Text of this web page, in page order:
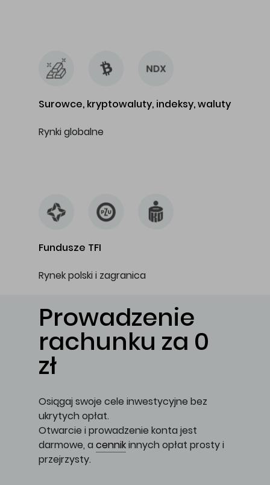
Surowce, kryptowaluty, indeksy, waluty
Rynki globalne
Fundusze TFI
Rynek polski i zagranica
Prowadzenie
rachunku za 0
zł
Osiągaj swoje cele inwestycyjne bez
ukrytych opłat.
Otwarcie i prowadzenie konta jest
darmowe, a cennikinnych opłat prosty i
przejrzysty.